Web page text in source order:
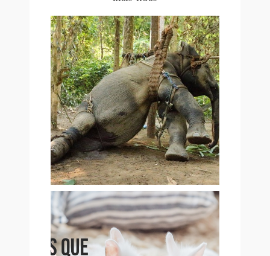
CARTA ABERTA DE UM
ACTIVISTA AOS TURISTAS
QUE PASSEIAM EM
ELEFANTES